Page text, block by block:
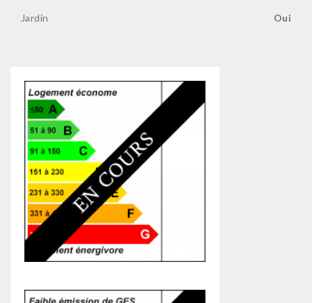
Jardin Oui